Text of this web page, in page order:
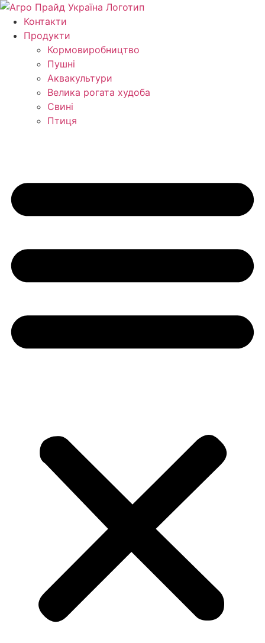
Перейти
вмісту
Контакти
Продукти
Кормо­виробництво
Пушні
Аквакультури
Велика рогата худоба
Свині
Птиця